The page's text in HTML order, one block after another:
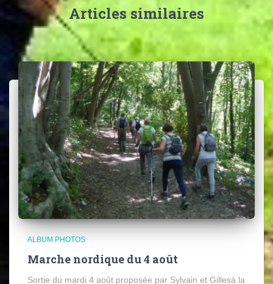
Articles similaires
ALBUM PHOTOS
Marche nordique du 4 août
Sortie du mardi 4 août proposée par Sylvain et Gillesà la